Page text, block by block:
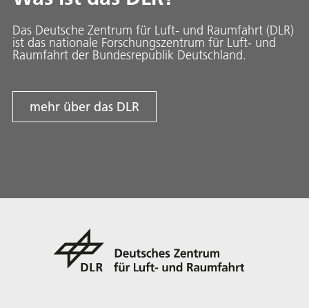
Das Deutsche Zentrum für Luft- und Raumfahrt (DLR)
ist das nationale Forschungszentrum für Luft- und
Raumfahrt der Bundesrepublik Deutschland.
mehr über das DLR